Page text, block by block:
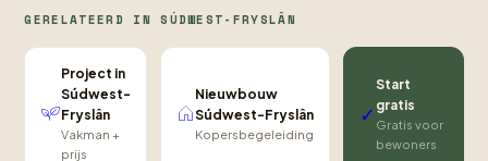
GERELATEERD IN SÚDWEST-FRYSLÂN
Project in
Súdwest-
Fryslân
Vakman +
prijs
Nieuwbouw
Súdwest-Fryslân
Kopersbegeleiding
✓
Start
gratis
Gratis voor
bewoners